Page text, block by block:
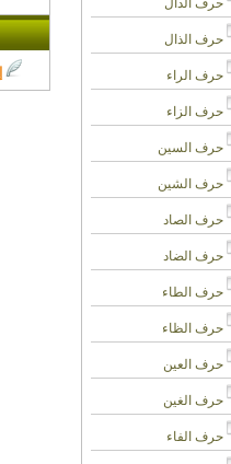
حرف الدال
حرف الذال
حرف الراء
حرف الزاء
حرف السين
حرف الشين
حرف الصاد
حرف الضاد
حرف الطاء
حرف الظاء
حرف العين
حرف الغين
حرف الفاء